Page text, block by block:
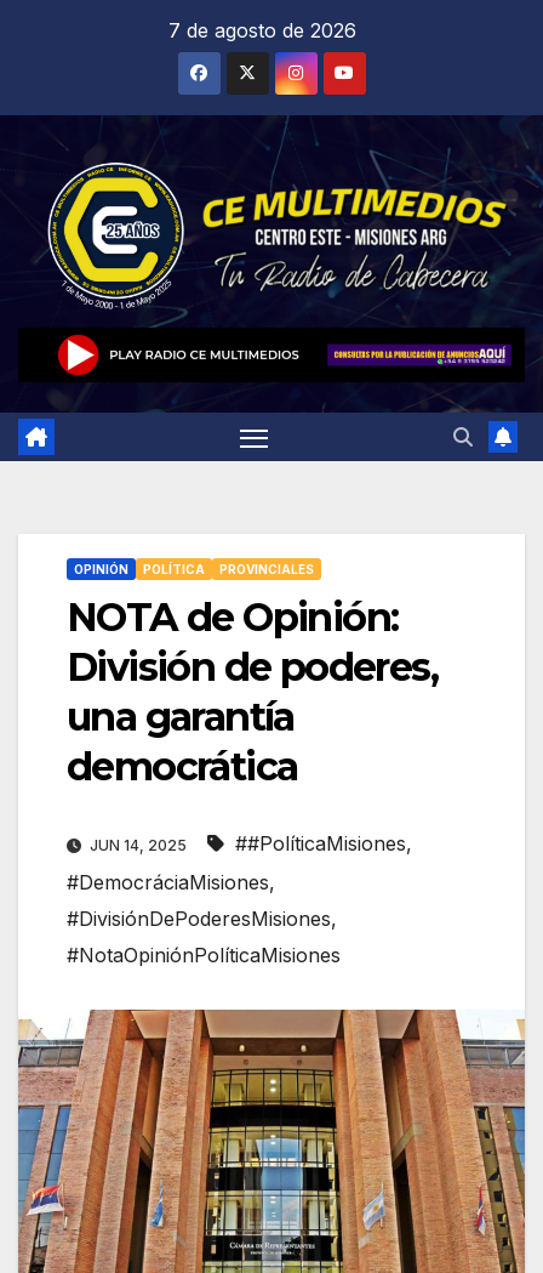
7 de agosto de 2026
OPINIÓN POLÍTICA PROVINCIALES
NOTA de Opinión:
División de poderes,
una garantía
democrática
JUN 14, 2025 ##PolíticaMisiones,
#DemocráciaMisiones,
#DivisiónDePoderesMisiones,
#NotaOpiniónPolíticaMisiones